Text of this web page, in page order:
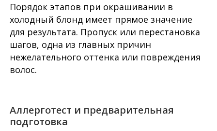
Порядок этапов при окрашивании в
холодный блонд имеет прямое значение
для результата. Пропуск или перестановка
шагов, одна из главных причин
нежелательного оттенка или повреждения
волос.
Аллерготест и предварительная
подготовка